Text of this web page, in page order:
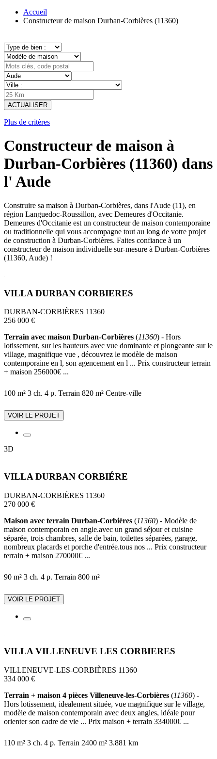
Accueil
Constructeur de maison Durban-Corbières (11360)
ACTUALISER
Plus de critères
Constructeur de maison à
Durban-Corbières (11360) dans
l' Aude
Construire sa maison à Durban-Corbières, dans l'Aude (11), en
région Languedoc-Roussillon, avec Demeures d'Occitanie.
Demeures d'Occitanie est un constructeur de maison contemporaine
ou traditionnelle qui vous accompagne tout au long de votre projet
de construction à Durban-Corbières. Faites confiance à un
constructeur de maison individuelle sur-mesure à Durban-Corbières
(11360, Aude) !
VILLA DURBAN CORBIERES
DURBAN-CORBIÈRES 11360
256 000 €
Terrain avec maison Durban-Corbières (11360) - Hors
lotissement, sur les hauteurs avec vue dominante et plongeante sur le
village, magnifique vue , découvrez le modèle de maison
contemporaine en l, son agencement en l ... Prix constructeur terrain
+ maison 256000€ ...
100 m² 3 ch. 4 p. Terrain 820 m² Centre-ville
VOIR LE PROJET
3D
VILLA DURBAN CORBIÉRE
DURBAN-CORBIÈRES 11360
270 000 €
Maison avec terrain Durban-Corbières (11360) - Modèle de
maison contemporain en angle.avec un grand séjour et cuisine
séparée, trois chambres, salle de bain, toilettes séparées, garage,
nombreux placards et porche d'entrée.tous nos ... Prix constructeur
terrain + maison 270000€ ...
90 m² 3 ch. 4 p. Terrain 800 m²
VOIR LE PROJET
VILLA VILLENEUVE LES CORBIERES
VILLENEUVE-LES-CORBIÈRES 11360
334 000 €
Terrain + maison 4 pièces Villeneuve-les-Corbières (11360) -
Hors lotissement, idealement située, vue magnifique sur le village,
modèle de maison contemporain avec deux angles, idéale pour
orienter son cadre de vie ... Prix maison + terrain 334000€ ...
110 m² 3 ch. 4 p. Terrain 2400 m² 3.881 km